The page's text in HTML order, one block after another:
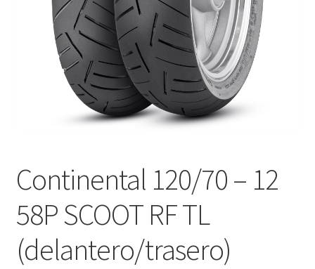
Continental 120/70 – 12
58P SCOOT RF TL
(delantero/trasero)